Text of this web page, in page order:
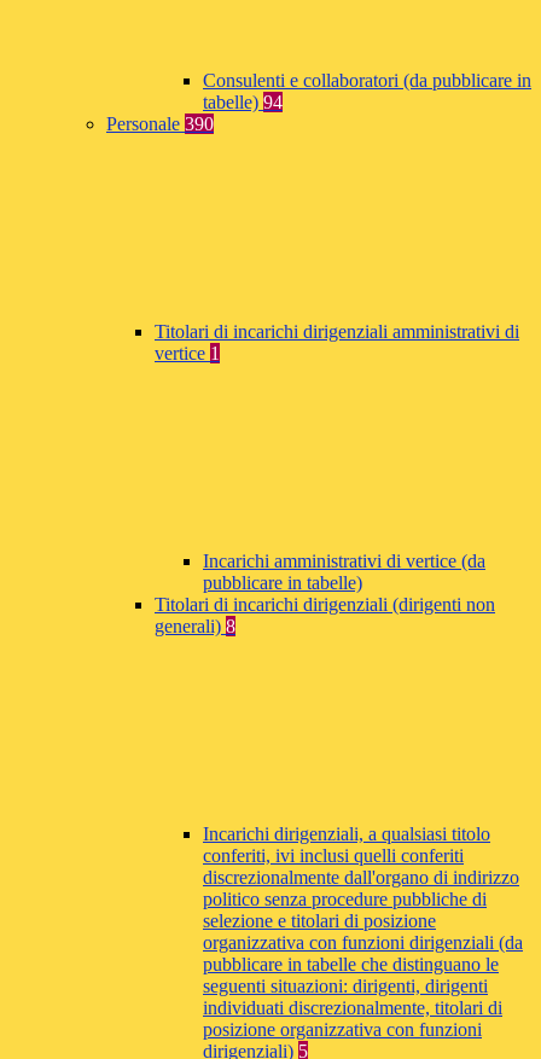
Consulenti e collaboratori (da pubblicare in
tabelle) 94
Personale 390
Titolari di incarichi dirigenziali amministrativi di
vertice 1
Incarichi amministrativi di vertice (da
pubblicare in tabelle)
Titolari di incarichi dirigenziali (dirigenti non
generali) 8
Incarichi dirigenziali, a qualsiasi titolo
conferiti, ivi inclusi quelli conferiti
discrezionalmente dall'organo di indirizzo
politico senza procedure pubbliche di
selezione e titolari di posizione
organizzativa con funzioni dirigenziali (da
pubblicare in tabelle che distinguano le
seguenti situazioni: dirigenti, dirigenti
individuati discrezionalmente, titolari di
posizione organizzativa con funzioni
dirigenziali) 5